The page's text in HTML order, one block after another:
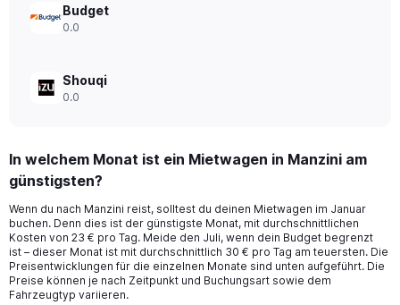
Budget
0.0
Shouqi
0.0
In welchem Monat ist ein Mietwagen in Manzini am
günstigsten?
Wenn du nach Manzini reist, solltest du deinen Mietwagen im Januar
buchen. Denn dies ist der günstigste Monat, mit durchschnittlichen
Kosten von 23 € pro Tag. Meide den Juli, wenn dein Budget begrenzt
ist – dieser Monat ist mit durchschnittlich 30 € pro Tag am teuersten. Die
Preisentwicklungen für die einzelnen Monate sind unten aufgeführt. Die
Preise können je nach Zeitpunkt und Buchungsart sowie dem
Fahrzeugtyp variieren.